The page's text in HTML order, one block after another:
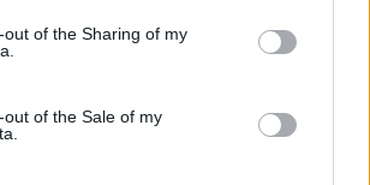
visit or usage behaviour. You may click to
to Google and its third-party tags to
specified purposes in below Google
out of the Sharing of my
out of the Sale of my